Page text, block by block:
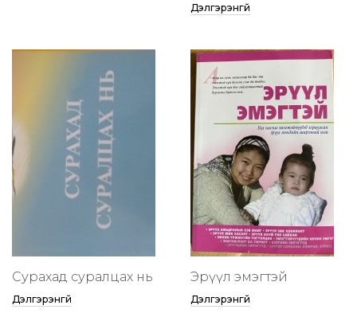
Дэлгэрэнгүй
Сурахад суралцах нь
Дэлгэрэнгүй
Эрүүл эмэгтэй
Дэлгэрэнгүй